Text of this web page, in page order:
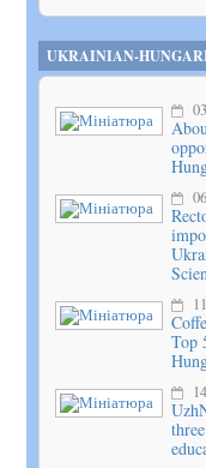
UKRAINIAN-
Top